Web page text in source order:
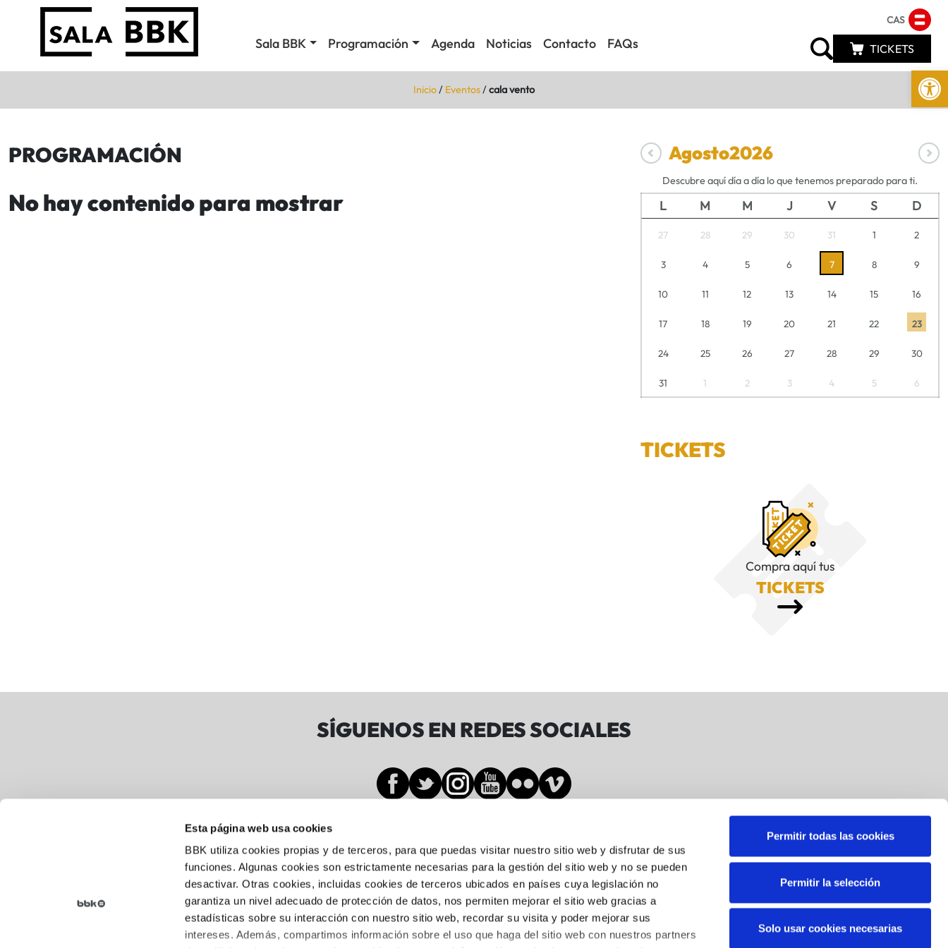
Esta página web usa cookies
BBK utiliza cookies propias y de terceros, para que puedas visitar nuestro sitio web y disfrutar de sus
funciones. Algunas cookies son estrictamente necesarias para la gestión del sitio web y no se pueden
desactivar. Otras cookies, incluidas cookies de terceros ubicados en países cuya legislación no
garantiza un nivel adecuado de protección de datos, nos permiten mejorar el sitio web gracias a
estadísticas sobre su interacción con nuestro sitio web, recordar su visita y poder mejorar sus
intereses. Además, compartimos información sobre el uso que haga del sitio web con nuestros partners
Permitir todas las cookies
Permitir la selección
Solo usar cookies necesarias
Abrir
Sala BBK Programación Agenda Noticias Contacto FAQs
CAS
TICKETS
Inicio/ Eventos/cala vento
PROGRAMACIÓN
No hay contenido para mostrar
Agosto2026
Descubre aquí día a día lo que tenemos preparado para ti.
L M M J V S D
27 28 29 30 31 1 2
3 4 5 6 7 8 9
10 11 12 13 14 15 16
17 18 19 20 21 22 23
24 25 26 27 28 29 30
31 1 2 3 4 5 6
TICKETS
Compra aquí tus
TICKETS
SÍGUENOS EN REDES SOCIALES
Sala BBK
Gran Vía de Don Diego López de Haro, 19-21
Abando, 48001 Bilbo, Bizkaia
944 05 88 24
Suscríbete a nuestra newsletter
Correo*
Al suscribirse, usted consiente el tratamiento de sus datos
personales. Sus datos serán tratados por BBK para el envío